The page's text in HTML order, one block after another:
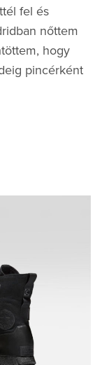
fel és
nőttem
hogy
pincérként